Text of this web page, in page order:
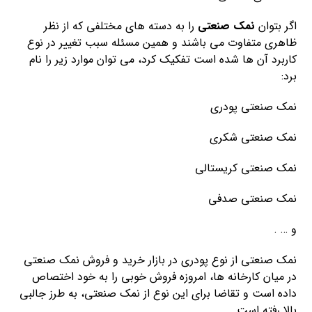
اگر بتوان نمک صنعتی را به دسته های مختلفی که از نظر
ظاهری متفاوت می باشند و همین مسئله سبب تغییر در نوع
کاربرد آن ها شده است تفکیک کرد، می توان موارد زیر را نام
برد:
نمک صنعتی پودری
نمک صنعتی شکری
نمک صنعتی کریستالی
نمک صنعتی صدفی
و … .
نمک صنعتی از نوع پودری در بازار خرید و فروش نمک صنعتی
در میان کارخانه ها، امروزه فروش خوبی را به خود اختصاص
داده است و تقاضا برای این نوع از نمک صنعتی، به طرز جالبی